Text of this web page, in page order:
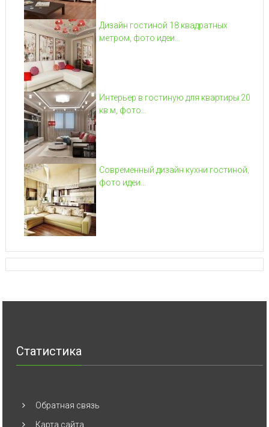
Дизайн гостиной 18 квадратных
метром, фото идеи...
Интерьер в гостиную для квартиры 20
кв м, фото...
Современный дизайн кухни гостиной,
фото идеи...
Статистика
Обратная связь
Карта сайта